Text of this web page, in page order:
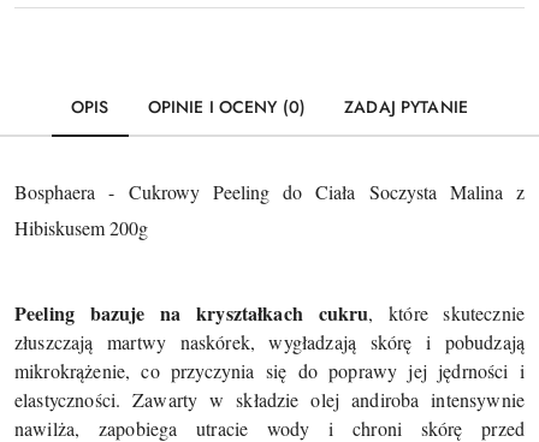
OPIS OPINIE I OCENY (0) ZADAJ PYTANIE
Bosphaera - Cukrowy Peeling do Ciała Soczysta Malina z
Hibiskusem 200g
Peeling bazuje na kryształkach cukru, które skutecznie
złuszczają martwy naskórek, wygładzają skórę i pobudzają
mikrokrążenie, co przyczynia się do poprawy jej jędrności i
elastyczności. Zawarty w składzie olej andiroba intensywnie
nawilża, zapobiega utracie wody i chroni skórę przed